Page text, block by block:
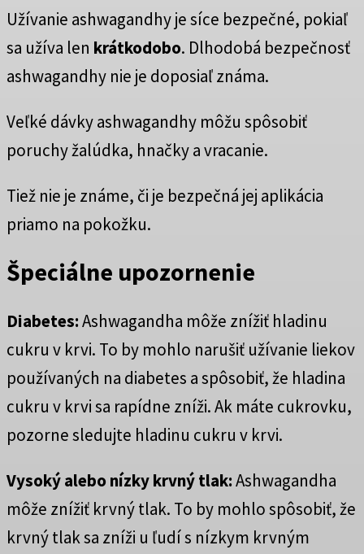
Užívanie ashwagandhy je síce bezpečné, pokiaľ
sa užíva len krátkodobo. Dlhodobá bezpečnosť
ashwagandhy nie je doposiaľ známa.
Veľké dávky ashwagandhy môžu spôsobiť
poruchy žalúdka, hnačky a vracanie.
Tiež nie je známe, či je bezpečná jej aplikácia
priamo na pokožku.
Špeciálne upozornenie
Diabetes:Ashwagandha môže znížiť hladinu
cukru v krvi. To by mohlo narušiť užívanie liekov
používaných na diabetes a spôsobiť, že hladina
cukru v krvi sa rapídne zníži. Ak máte cukrovku,
pozorne sledujte hladinu cukru v krvi.
Vysoký alebo nízky krvný tlak:Ashwagandha
môže znížiť krvný tlak. To by mohlo spôsobiť, že
krvný tlak sa zníži u ľudí s nízkym krvným